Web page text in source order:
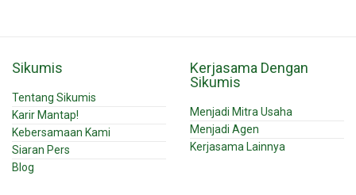
Sikumis
Tentang Sikumis
Karir Mantap!
Kebersamaan Kami
Siaran Pers
Blog
Kerjasama Dengan
Sikumis
Menjadi Mitra Usaha
Menjadi Agen
Kerjasama Lainnya